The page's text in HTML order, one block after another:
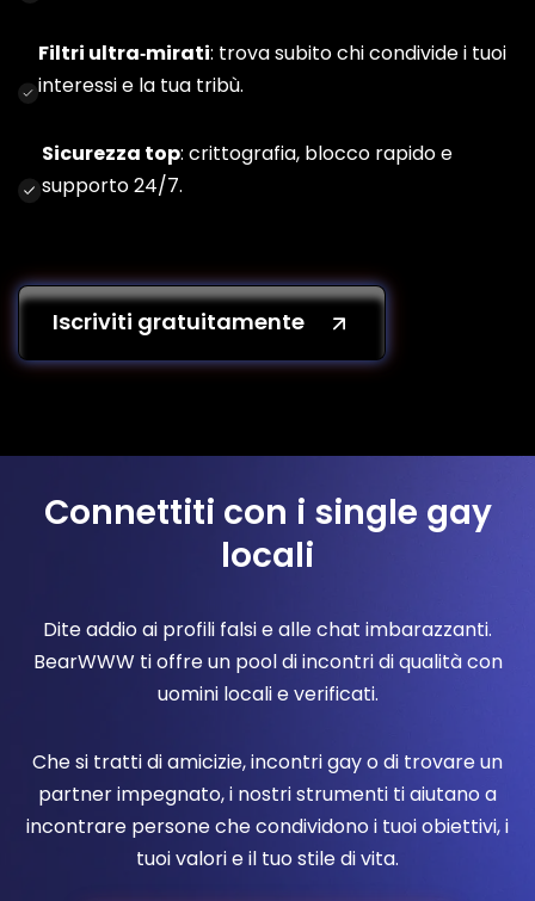
Filtri ultra‑mirati: trova subito chi condivide i tuoi
interessi e la tua tribù.
Sicurezza top: crittografia, blocco rapido e
supporto 24/7.
Iscriviti gratuitamente
Connettiti con i single gay
locali
Dite addio ai profili falsi e alle chat imbarazzanti.
BearWWW ti offre un pool di incontri di qualità con
uomini locali e verificati.
Che si tratti di amicizie, incontri gay o di trovare un
partner impegnato, i nostri strumenti ti aiutano a
incontrare persone che condividono i tuoi obiettivi, i
tuoi valori e il tuo stile di vita.